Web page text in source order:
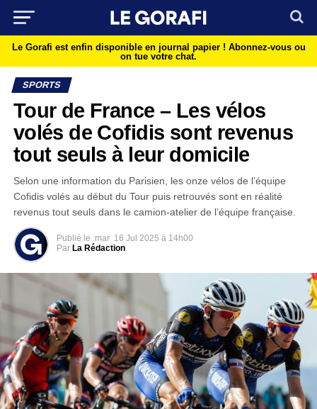
Le Gorafi est enfin disponible en journal papier ! Abonnez-vous ou
on tue votre chat.
SPORTS
Tour de France – Les vélos
volés de Cofidis sont revenus
tout seuls à leur domicile
Selon une information du Parisien, les onze vélos de l’équipe
Cofidis volés au début du Tour puis retrouvés sont en réalité
revenus tout seuls dans le camion-atelier de l’équipe française.
Publié le mar 16 Jul 2025 à 14h00
Par La Rédaction